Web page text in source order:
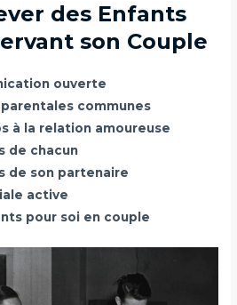
des Enfants
son Couple
ouverte
communes
à la relation amoureuse
de chacun
de son partenaire
active
pour soi en couple